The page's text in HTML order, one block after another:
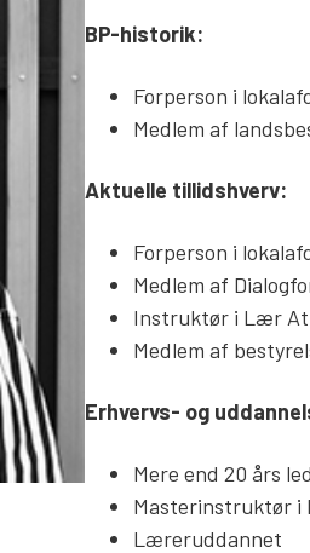
BP-historik:
Forperson i
Medlem af
Aktuelle tillidshverv:
Forperson i
Medlem af
Instruktør i Lær At
Medlem af
Erhvervs- og
Mere end 20 års
Masterinstruktør i
Læreruddannet